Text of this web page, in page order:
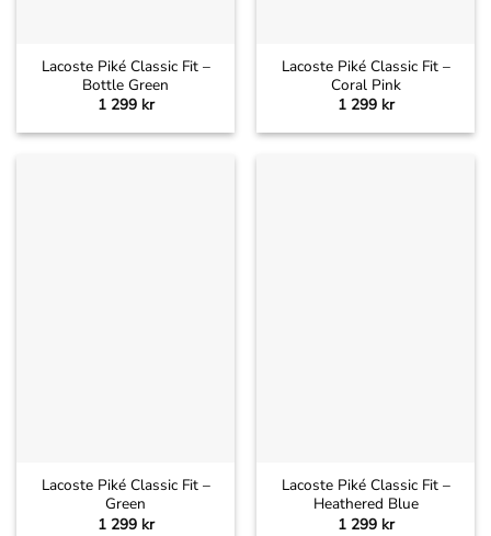
Lacoste Piké Classic Fit –
Bottle Green
1 299 kr
Lacoste Piké Classic Fit –
Coral Pink
1 299 kr
Lacoste Piké Classic Fit –
Green
1 299 kr
Lacoste Piké Classic Fit –
Heathered Blue
1 299 kr